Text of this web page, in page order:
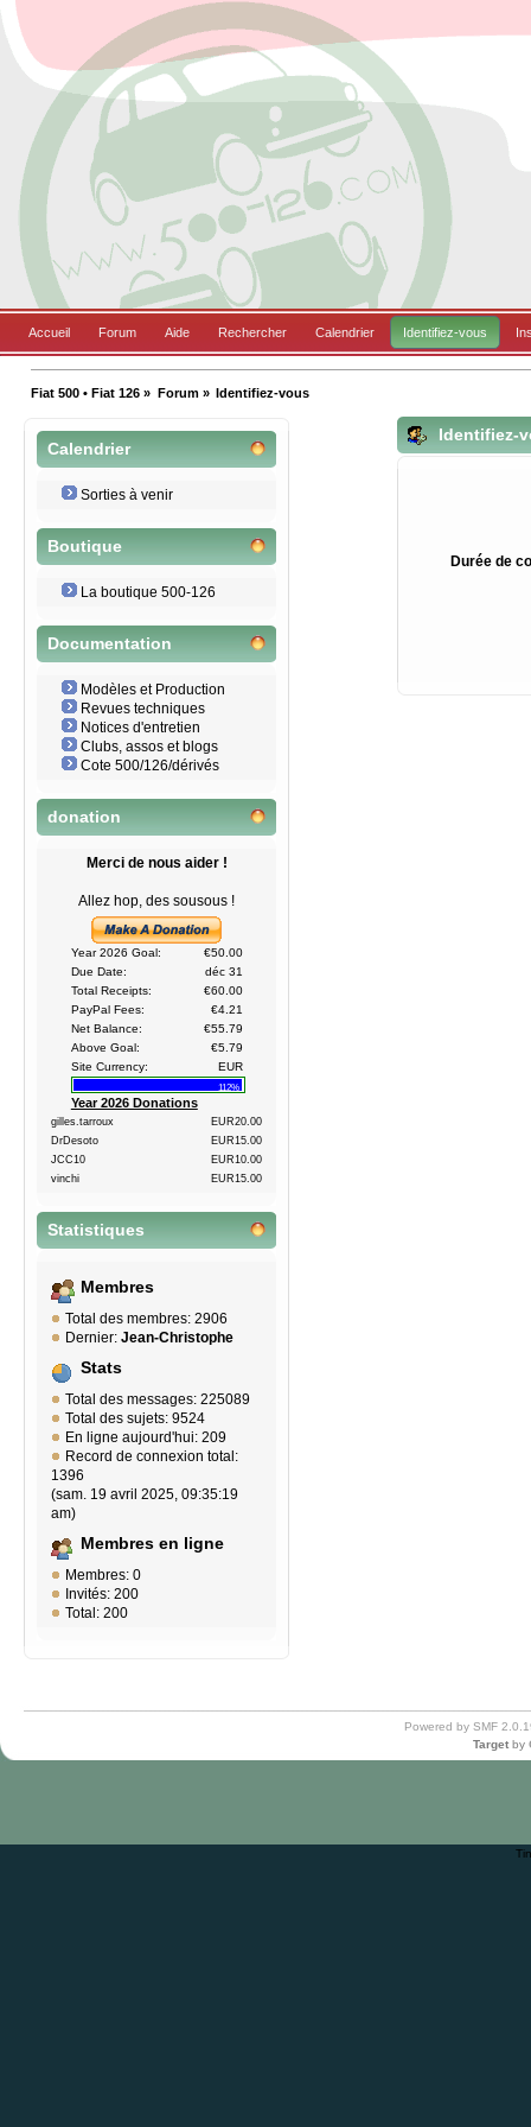
Accueil Forum Aide Rechercher Calendrier Identifiez-vous
Fiat 500 • Fiat 126 » Forum» Identifiez-vous
Calendrier
Sorties à venir
Boutique
La boutique 500-126
Documentation
Modèles et Production
Revues techniques
Notices d'entretien
Clubs, assos et blogs
Cote 500/126/dérivés
donation
Merci de nous aider !
Allez hop, des sousous !
Year 2026 Goal:
€50.00
Due Date:
déc 31
Total Receipts:
€60.00
PayPal Fees:
€4.21
Net Balance:
€55.79
Above Goal:
€5.79
Site Currency:
EUR
112%
Year 2026 Donations
gilles.tarroux
EUR20.00
DrDesoto
EUR15.00
JCC10
EUR10.00
vinchi
EUR15.00
Statistiques
Membres
Total des membres: 2906
Dernier: Jean-Christophe
Stats
Total des messages: 225089
Total des sujets: 9524
En ligne aujourd'hui: 209
Record de connexion total:
1396
(sam. 19 avril 2025, 09:35:19
am)
Membres en ligne
Membres: 0
Invités: 200
Total: 200
Identifiez-
Durée de
Powered by SMF
Target by